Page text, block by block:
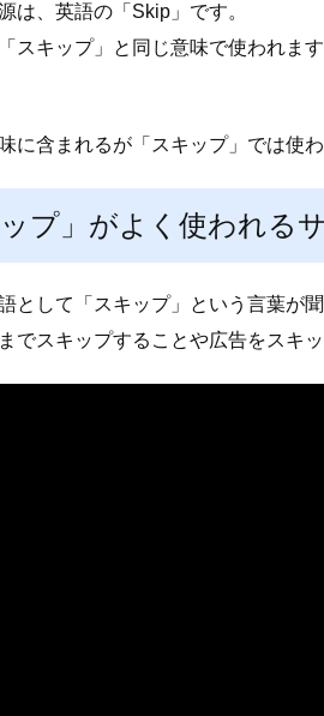
は、英語の「Skip」です。
スキップ」と同じ意味で使われま
に含まれるが「スキップ」では使
ップ」がよく使われる
として「スキップ」という言葉が
でスキップすることや広告をスキ